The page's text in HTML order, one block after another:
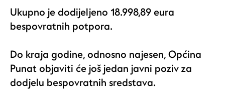
Ukupno je dodijeljeno 18.998,89 eura
bespovratnih potpora.
Do kraja godine, odnosno najesen, Općina
Punat objaviti će još jedan javni poziv za
dodjelu bespovratnih sredstava.